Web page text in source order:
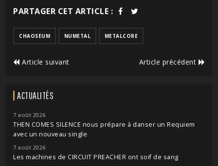
PARTAGER CET ARTICLE :
CHAOSEUM NUMETAL METALCORE
Article suivant Article précédent
ACTUALITÉS
7 août 2026
THEN COMES SILENCE nous prépare à danser un Requiem
avec un nouveau single
7 août 2026
Les machines de CIRCUIT PREACHER ont soif de sang